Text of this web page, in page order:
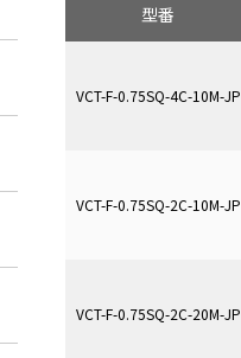
型番
VCT-F-0.75SQ-4C-10M-JP
VCT-F-0.75SQ-2C-10M-JP
VCT-F-0.75SQ-2C-20M-JP